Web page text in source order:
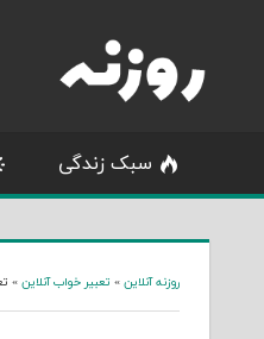
content
سبک زندگی
روزنه آنلاین » تعبیر خواب آنلاین »